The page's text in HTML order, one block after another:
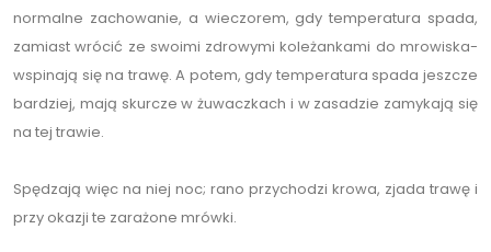
normalne zachowanie, a wieczorem, gdy temperatura spada,
zamiast wrócić ze swoimi zdrowymi koleżankami do mrowiska-
wspinają się na trawę. A potem, gdy temperatura spada jeszcze
bardziej, mają skurcze w żuwaczkach i w zasadzie zamykają się
na tej trawie.
Spędzają więc na niej noc; rano przychodzi krowa, zjada trawę i
przy okazji te zarażone mrówki.